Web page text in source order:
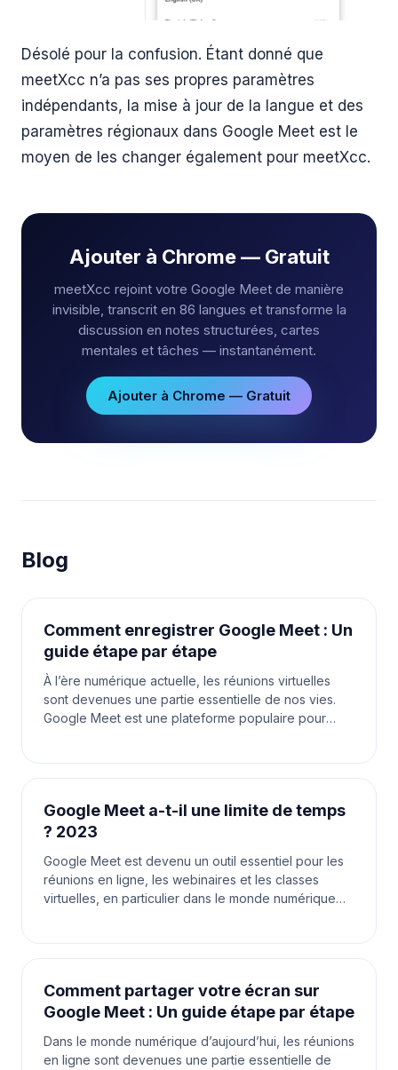
Désolé pour la confusion. Étant donné que
meetXcc n’a pas ses propres paramètres
indépendants, la mise à jour de la langue et des
paramètres régionaux dans Google Meet est le
moyen de les changer également pour meetXcc.
Ajouter à Chrome — Gratuit
meetXcc rejoint votre Google Meet de manière
invisible, transcrit en 86 langues et transforme la
discussion en notes structurées, cartes
mentales et tâches — instantanément.
Ajouter à Chrome — Gratuit
Blog
Comment enregistrer Google Meet : Un
guide étape par étape
À l’ère numérique actuelle, les réunions virtuelles
sont devenues une partie essentielle de nos vies.
Google Meet est une plateforme populaire pour
Google Meet a-t-il une limite de temps
? 2023
Google Meet est devenu un outil essentiel pour les
réunions en ligne, les webinaires et les classes
virtuelles, en particulier dans le monde numérique
Comment partager votre écran sur
Google Meet : Un guide étape par étape
Dans le monde numérique d’aujourd’hui, les réunions
en ligne sont devenues une partie essentielle de